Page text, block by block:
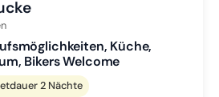
Küche,
Bikers Welcome
2 Nächte